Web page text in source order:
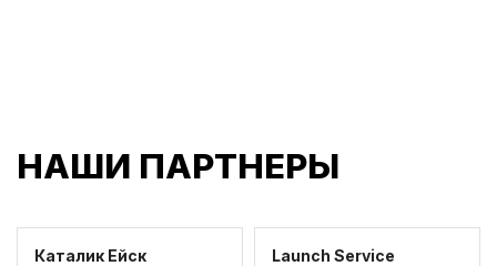
НАШИ ПАРТНЕРЫ
Каталик Ейск Launch Service